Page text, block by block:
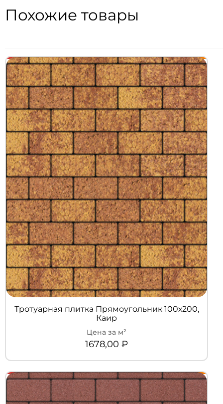
Похожие товары
Тротуарная плитка Прямоугольник 100х200,
Каир
1678,00 ₽